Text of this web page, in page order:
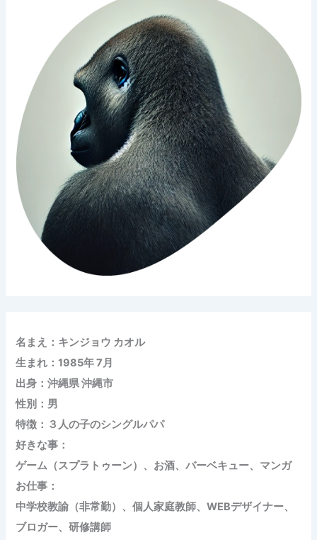
名まえ：キンジョウ カオル
生まれ：1985年 7月
出身：沖縄県 沖縄市
性別：男
特徴：３人の子のシングルパパ
好きな事：
ゲーム（スプラトゥーン）、お酒、バーベキュー、マンガ
お仕事：
中学校教諭（非常勤）、個人家庭教師、WEBデザイナー、
ブロガー、研修講師